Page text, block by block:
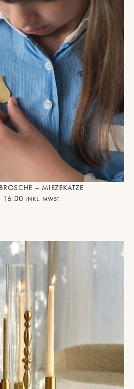
– MIEZEKATZE
16.00 INKL. MWST.